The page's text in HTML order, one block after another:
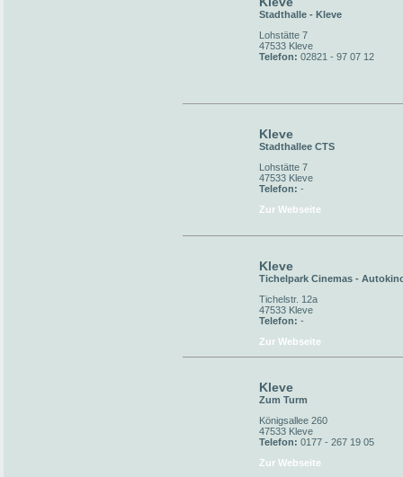
Stadthalle - Kleve
Lohstätte 7
47533 Kleve
Telefon: 02821 - 97 07 12
Kleve
Stadthallee CTS
Lohstätte 7
47533 Kleve
Telefon: -
Zur Webseite
Kleve
Tichelpark Cinemas -
Tichelstr. 12a
47533 Kleve
Telefon: -
Zur Webseite
Kleve
Zum Turm
Königsallee 260
47533 Kleve
Telefon: 0177 - 267 19 05
Zur Webseite